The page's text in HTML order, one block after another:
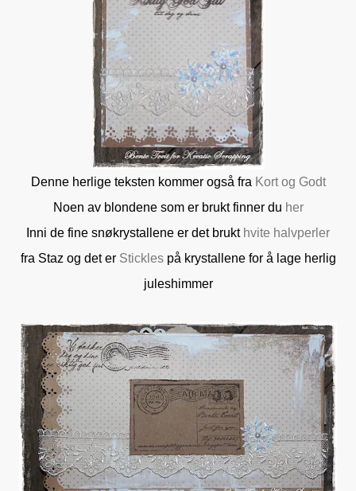
Denne herlige teksten kommer også fra Kort og Godt
Noen av blondene som er brukt finner du her
Inni de fine snøkrystallene er det brukthvite halvperler
fra Staz og det er Sticklespå krystallene for å lage herlig
juleshimmer